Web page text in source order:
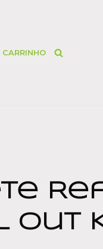
CARRINHO
Out